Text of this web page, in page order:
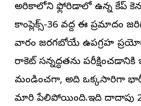
అమెరికాలోని ఫ్లోరిడాలో ఉన్న కేప్
కాంప్లెక్స్-36 వద్ద ఈ ప్రమాదం
వారం జరగబోయే ఉపగ్రహ
రాకెట్ సన్నద్ధతను పరీక్షించడానికి
మండించగా, అది ఒక్కసారిగా
మారి పేలిపోయింది.ఇది దాదాపు 29